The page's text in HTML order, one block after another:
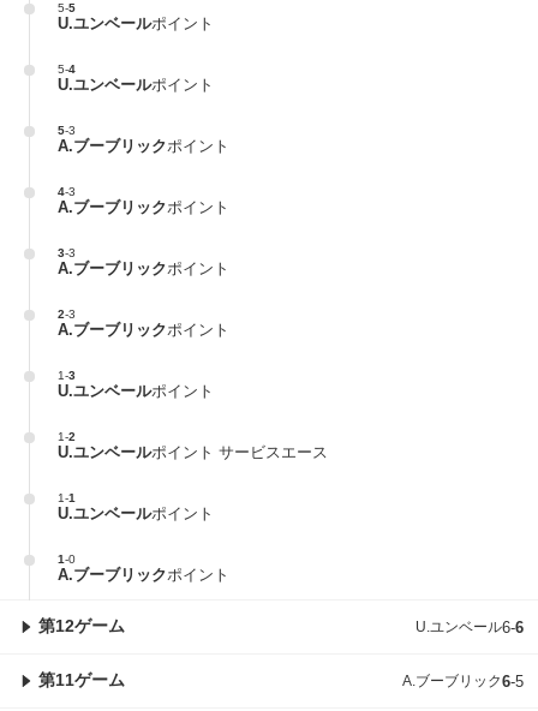
5-5
U.ユンベールポイント
5-4
U.ユンベールポイント
5-3
A.ブーブリックポイント
4-3
A.ブーブリックポイント
3-3
A.ブーブリックポイント
2-3
A.ブーブリックポイント
1-3
U.ユンベールポイント
1-2
U.ユンベールポイント サービスエース
1-1
U.ユンベールポイント
1-0
A.ブーブリックポイント
第12ゲーム U.ユンベール6-6
第11ゲーム A.ブーブリック6-5